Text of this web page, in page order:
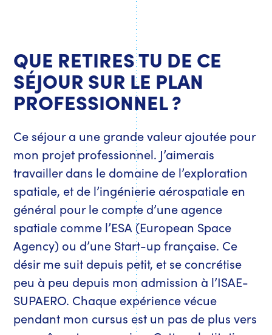
QUE RETIRES TU DE CE
SÉJOUR SUR LE PLAN
PROFESSIONNEL ?
Ce séjour a une grande valeur ajoutée pour
mon projet professionnel. J’aimerais
travailler dans le domaine de l’exploration
spatiale, et de l’ingénierie aérospatiale en
général pour le compte d’une agence
spatiale comme l’ESA (European Space
Agency) ou d’une Start-up française. Ce
désir me suit depuis petit, et se concrétise
peu à peu depuis mon admission à l’ISAE-
SUPAERO. Chaque expérience vécue
pendant mon cursus est un pas de plus vers